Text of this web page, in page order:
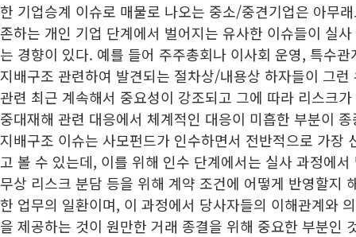
한 기업승계 이슈로 매물로 나오는 중소/중견기업은 아무
존하는 개인 기업 단계에서 벌어지는 유사한 이슈들이 실
는 경향이 있다. 예를 들어 주주총회나 이사회 운영, 특수
지배구조 관련하여 발견되는 절차상/내용상 하자들이 그
관련 최근 계속해서 중요성이 강조되고 그에 따라 리스크
중대재해 관련 대응에서 체계적인 대응이 미흡한 부분이
지배구조 이슈는 사모펀드가 인수하면서 전반적으로 가장
고 볼 수 있는데, 이를 위해 인수 단계에서는 실사 과정에
무상 리스크 분담 등을 위해 계약 조건에 어떻게 반영할지
한 업무의 일환이며, 이 과정에서 당사자들의 이해관계와
을 제공하는 것이 원만한 거래 종결을 위해 중요한 부분인